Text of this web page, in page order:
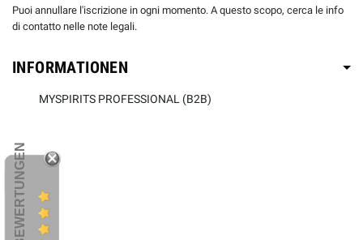
Puoi annullare l'iscrizione in ogni momento. A questo scopo, cerca le info
di contatto nelle note legali.
INFORMATIONEN
MYSPIRITS PROFESSIONAL (B2B)